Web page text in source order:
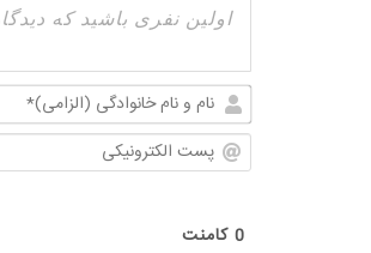
0 کامنت